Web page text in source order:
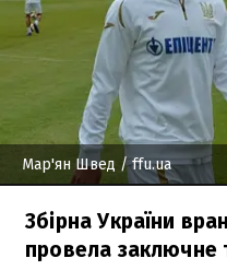
Мар'ян Швед / ffu.ua
Збірна України
провела заключне